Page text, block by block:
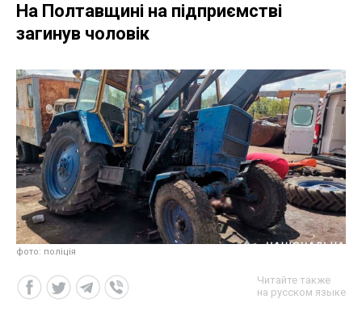
На Полтавщині на підприємстві
загинув чоловік
фото: поліція
Читайте также
на русском языке